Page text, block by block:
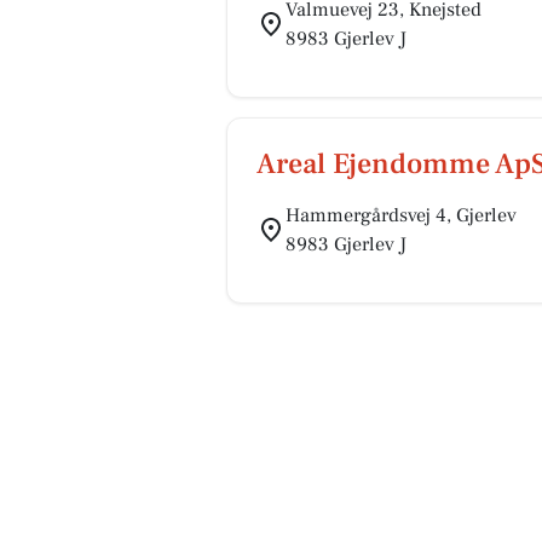
Valmuevej 23, Knejsted
8983 Gjerlev J
Areal Ejendomme
Hammergårdsvej 4, Gjerlev
8983 Gjerlev J